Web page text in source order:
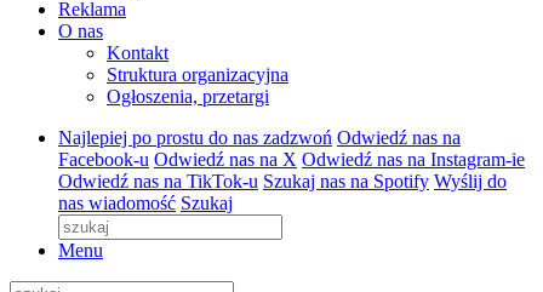
Reklama
O nas
Kontakt
Struktura organizacyjna
Ogłoszenia, przetargi
Najlepiej po prostu do nas zadzwoń Odwiedź nas na
Facebook-u Odwiedź nas na X Odwiedź nas na Instagram-ie
Odwiedź nas na TikTok-u Szukaj nas na Spotify Wyślij do
nas wiadomość Szukaj
Menu